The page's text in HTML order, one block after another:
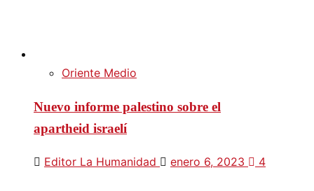
Oriente Medio
Nuevo informe palestino sobre el
apartheid israelí
Editor La Humanidad enero 6, 2023 4